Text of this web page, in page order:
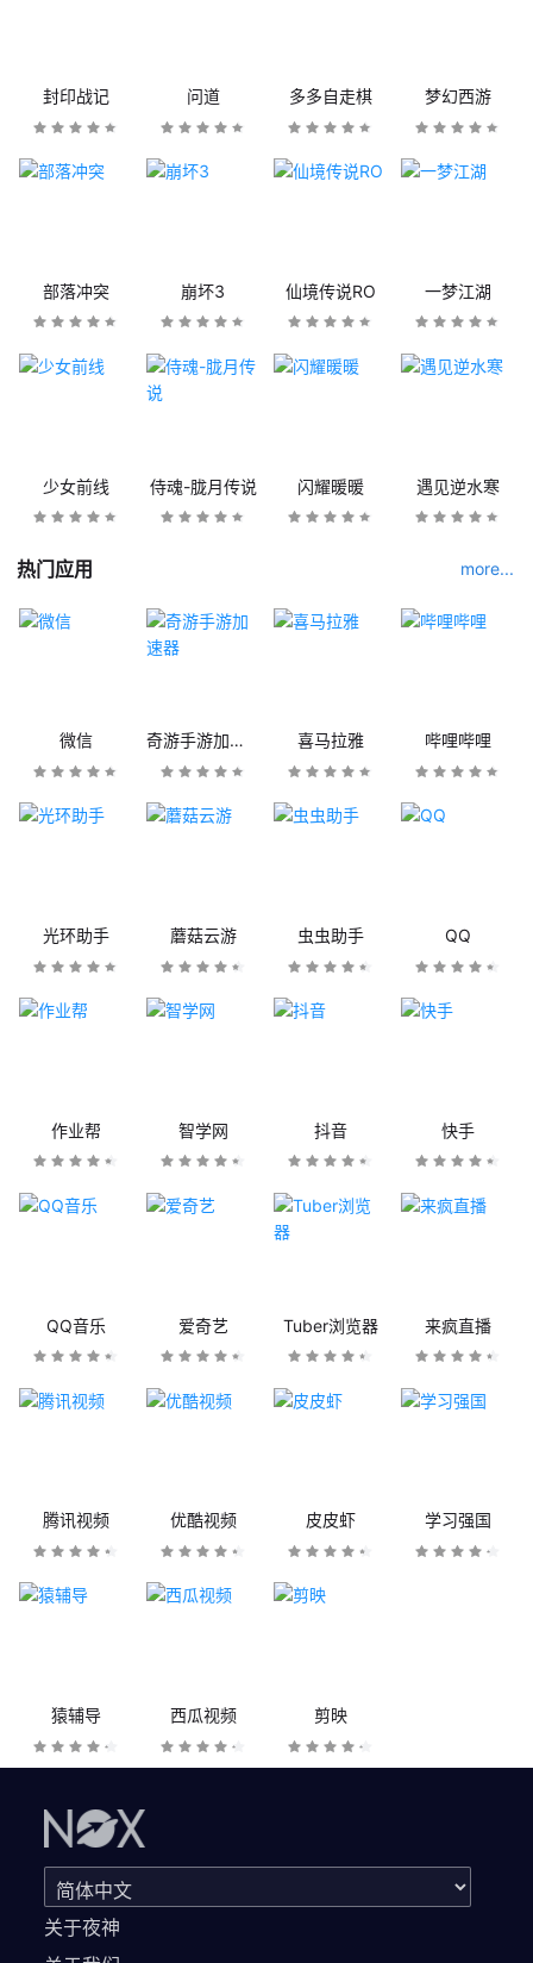
封印战记 问道 多多自走棋 梦幻西游
部落冲突 崩坏3 仙境传说RO 一梦江湖
少女前线 侍魂-胧月传说 闪耀暖暖 遇见逆水寒
热门应用 more...
微信 奇游手游加速器 喜马拉雅 哔哩哔哩
光环助手 蘑菇云游 虫虫助手 QQ
作业帮 智学网 抖音 快手
QQ音乐 爱奇艺 Tuber浏览器 来疯直播
腾讯视频 优酷视频 皮皮虾 学习强国
猿辅导 西瓜视频 剪映
关于夜神